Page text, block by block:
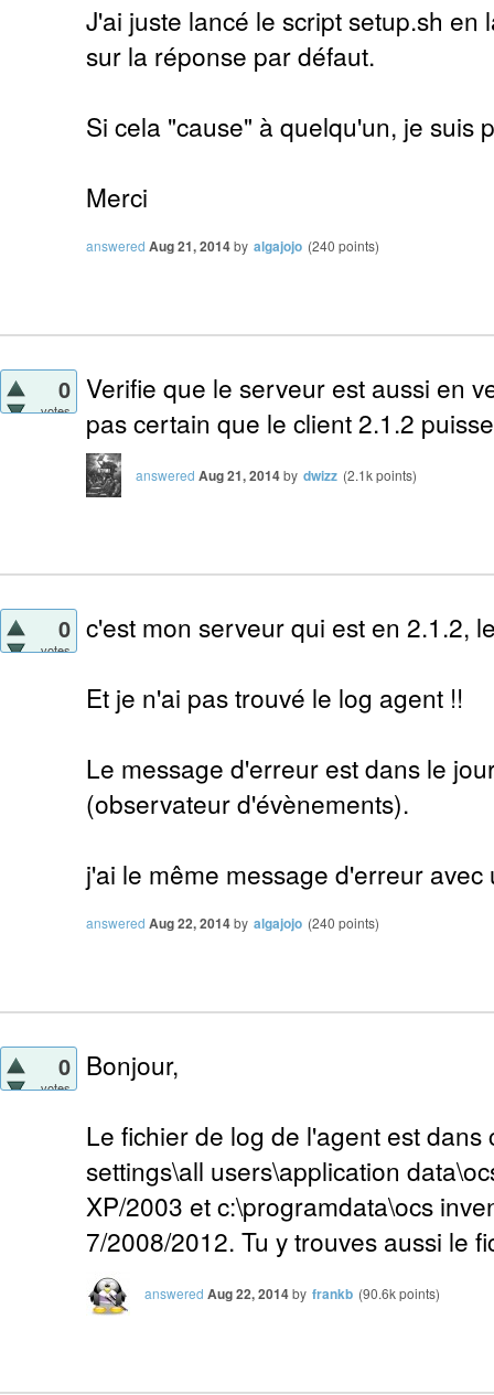
J'ai juste lancé le script setup.sh en
sur la réponse par défaut.
Si cela "cause" à quelqu'un, je suis
Merci
answered Aug 21, 2014by algajojo (240 points)
0
votes
Verifie que le serveur est aussi en
pas certain que le client 2.1.2
answered Aug 21, 2014by dwizz (2.1kpoints)
0
votes
c'est mon serveur qui est en 2.1.2,
Et je n'ai pas trouvé le log agent !!
Le message d'erreur est dans le
(observateur d'évènements).
j'ai le même message d'erreur avec
answered Aug 22, 2014by algajojo (240 points)
0
votes
Bonjour,
Le fichier de log de l'agent est dans
settings\all users\application
XP/2003 et c:\programdata\ocs
7/2008/2012. Tu y trouves aussi le
answered Aug 22, 2014by frankb (90.6kpoints)